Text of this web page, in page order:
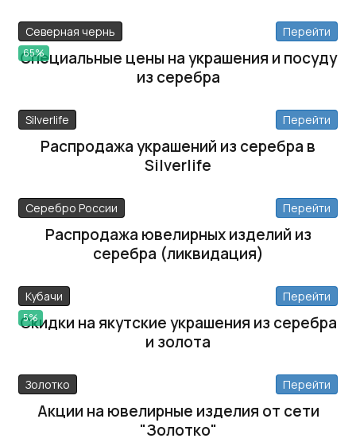
Северная чернь
65%
Перейти
Специальные цены на украшения и посуду
из серебра
Silverlife Перейти
Распродажа украшений из серебра в
Silverlife
Серебро России Перейти
Распродажа ювелирных изделий из
серебра (ликвидация)
Кубачи
5%
Перейти
Скидки на якутские украшения из серебра
и золота
Золотко Перейти
Акции на ювелирные изделия от сети
"Золотко"